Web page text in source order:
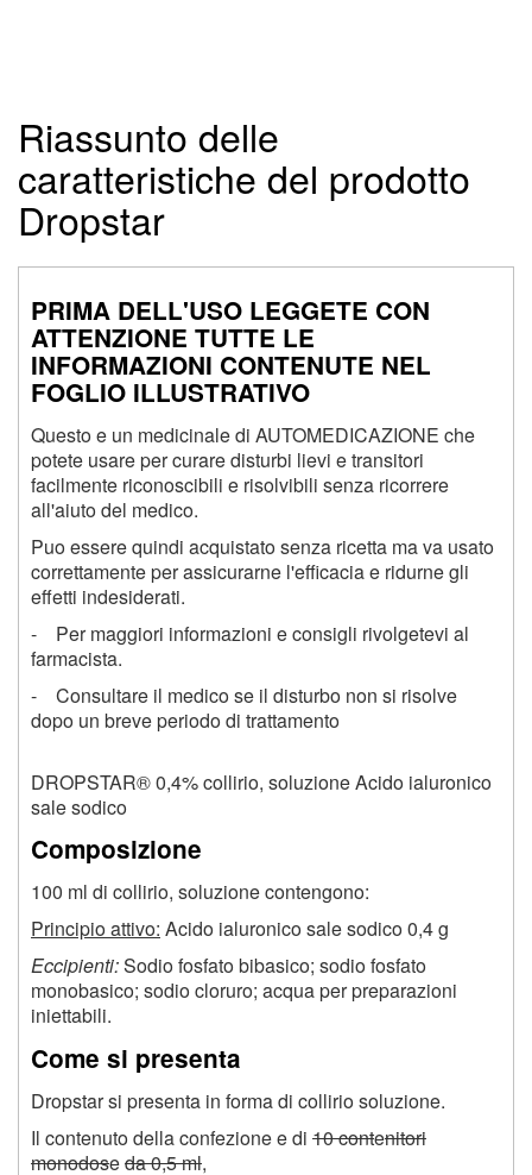
Riassunto delle
caratteristiche del prodotto
Dropstar
PRIMA DELL'USO LEGGETE CON
ATTENZIONE TUTTE LE
INFORMAZIONI CONTENUTE NEL
FOGLIO ILLUSTRATIVO
Questo e un medicinale di AUTOMEDICAZIONE che
potete usare per curare disturbi lievi e transitori
facilmente riconoscibili e risolvibili senza ricorrere
all'aiuto del medico.
Puo essere quindi acquistato senza ricetta ma va usato
correttamente per assicurarne l'efficacia e ridurne gli
effetti indesiderati.
- Per maggiori informazioni e consigli rivolgetevi al
farmacista.
- Consultare il medico se il disturbo non si risolve
dopo un breve periodo di trattamento
DROPSTAR® 0,4% collirio, soluzione Acido ialuronico
sale sodico
Composizione
100 ml di collirio, soluzione contengono:
Principio attivo: Acido ialuronico sale sodico 0,4 g
Eccipienti:Sodio fosfato bibasico; sodio fosfato
monobasico; sodio cloruro; acqua per preparazioni
iniettabili.
Come si presenta
Dropstar si presenta in forma di collirio soluzione.
Il contenuto della confezione e di 10 contenitori
monodoseda 0,5 ml,